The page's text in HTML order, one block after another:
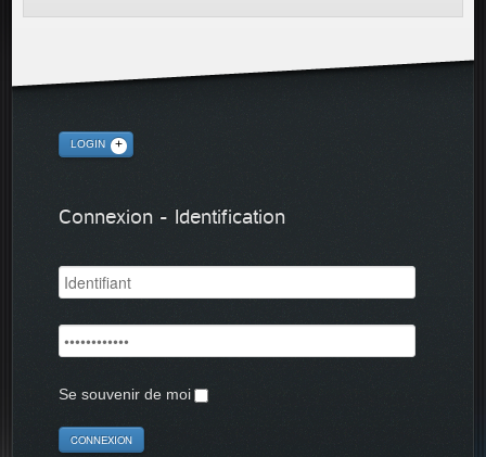
LOGIN
Connexion - Identification
Se souvenir de moi